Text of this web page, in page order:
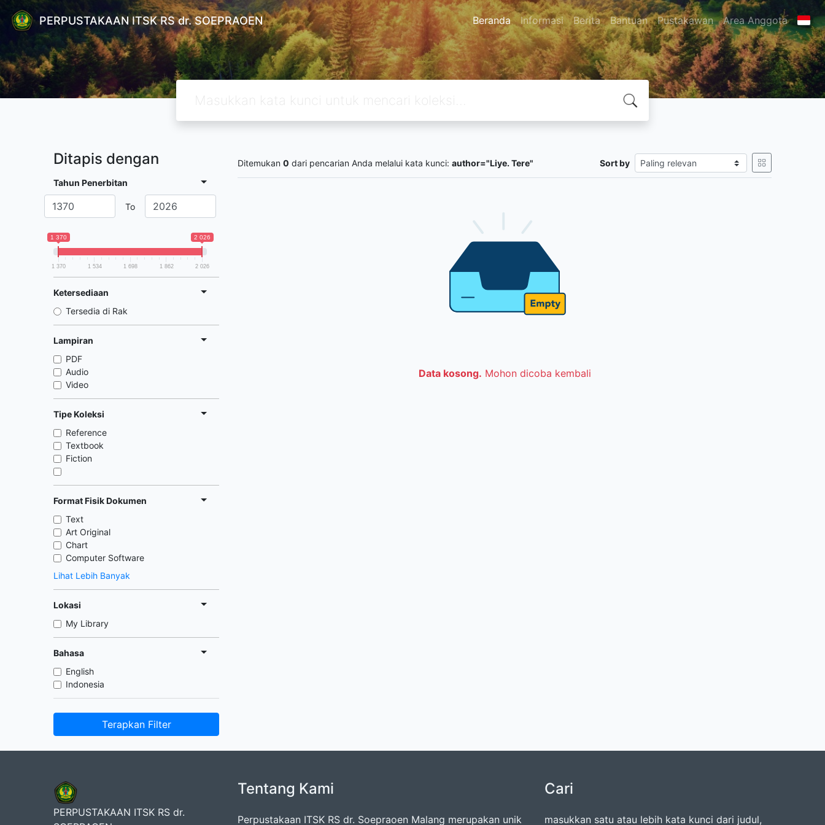
PERPUSTAKAAN ITSK RS dr. SOEPRAOEN Beranda Informasi Berita Bantuan Pustakawan Area Anggota
Ditapis dengan
Tahun Penerbitan
To
1 370 2 026
1 370 1 534 1 698 1 862 2 026
Ketersediaan
Tersedia di Rak
Lampiran
PDF
Audio
Video
Tipe Koleksi
Reference
Textbook
Fiction
Format Fisik Dokumen
Text
Art Original
Chart
Computer Software
Lihat Lebih Banyak
Lokasi
My Library
Bahasa
English
Indonesia
Terapkan Filter
Ditemukan 0 dari pencarian Anda melalui kata kunci: author="Liye. Tere" Sort by
Data kosong. Mohon dicoba kembali
PERPUSTAKAAN ITSK RS dr.
Tentang Kami
Perpustakaan ITSK RS dr. Soepraoen Malang merupakan unik
Cari
masukkan satu atau lebih kata kunci dari judul,